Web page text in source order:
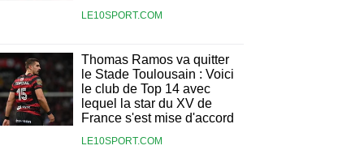
LE10SPORT.COM
Thomas Ramos va quitter
le Stade Toulousain : Voici
le club de Top 14 avec
lequel la star du XV de
France s'est mise d'accord
LE10SPORT.COM